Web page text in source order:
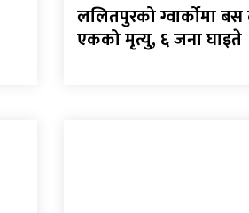
ललितपुरको ग्वार्कोमा बस
एकको मृत्यु, ६ जना घाइते